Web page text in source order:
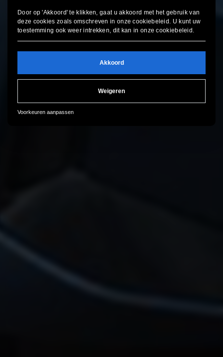
Door op 'Akkoord' te klikken, gaat u akkoord met het gebruik van
deze cookies zoals omschreven in onzecookiebeleid . U kunt uw
toestemming ook weer intrekken, dit kan in onzecookiebeleid .
Akkoord
Weigeren
Voorkeuren aanpassen